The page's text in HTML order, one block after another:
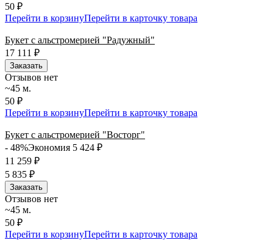
50 ₽
Перейти в корзинуПерейти в карточку товара
Букет с альстромерией "Радужный"
17 111
₽
Заказать
Отзывов нет
~45 м.
50 ₽
Перейти в корзинуПерейти в карточку товара
Букет с альстромерией "Восторг"
- 48%Экономия 5 424 ₽
11 259 ₽
5 835 ₽
Заказать
Отзывов нет
~45 м.
50 ₽
Перейти в корзинуПерейти в карточку товара